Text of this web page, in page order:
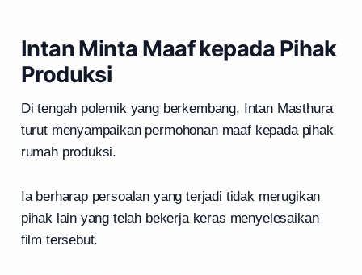
Intan Minta Maaf kepada Pihak
Produksi
Di tengah polemik yang berkembang, Intan Masthura
turut menyampaikan permohonan maaf kepada pihak
rumah produksi.
Ia berharap persoalan yang terjadi tidak merugikan
pihak lain yang telah bekerja keras menyelesaikan
film tersebut.